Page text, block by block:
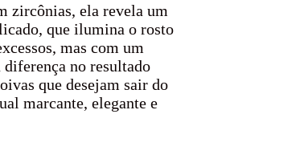
zircônias, ela revela um
que ilumina o rosto
mas com um
no resultado
que desejam sair do
marcante, elegante e